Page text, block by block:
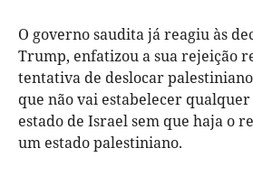
O governo saudita já reagiu às
Trump, enfatizou a sua rejeição
tentativa de deslocar
que não vai estabelecer
estado de Israel sem que haja o
um estado palestiniano.